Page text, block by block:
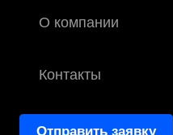
О компании
Контакты
Отправить заявку